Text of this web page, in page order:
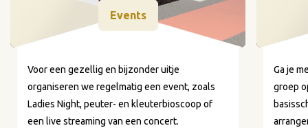
Events
Voor een gezellig en bijzonder uitje
organiseren we regelmatig een event, zoals
Ladies Night, peuter- en kleuterbioscoop of
een live streaming van een concert.
Ga je
groep